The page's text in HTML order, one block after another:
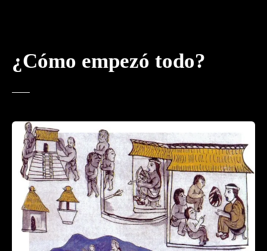
¿Cómo empezó todo?